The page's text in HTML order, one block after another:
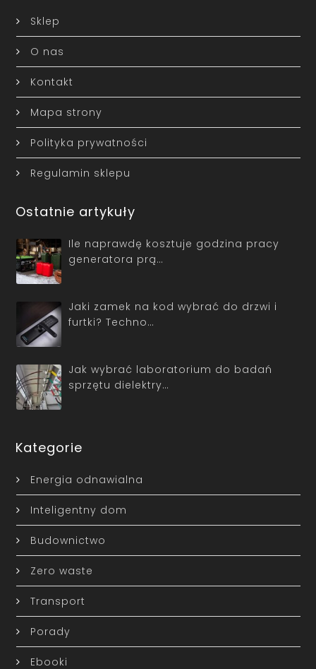
Sklep
O nas
Kontakt
Mapa strony
Polityka prywatności
Regulamin sklepu
Ostatnie artykuły
Ile naprawdę kosztuje godzina pracy
generatora prą…
Jaki zamek na kod wybrać do drzwi i
furtki? Techno…
Jak wybrać laboratorium do badań
sprzętu dielektry…
Kategorie
Energia odnawialna
Inteligentny dom
Budownictwo
Zero waste
Transport
Porady
Ebooki